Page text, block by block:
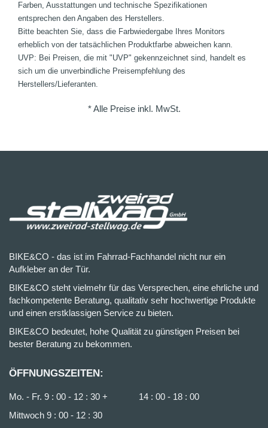
Farben, Ausstattungen und technische Spezifikationen
entsprechen den Angaben des Herstellers.
Bitte beachten Sie, dass die Farbwiedergabe Ihres Monitors
erheblich von der tatsächlichen Produktfarbe abweichen kann.
UVP: Bei Preisen, die mit "UVP" gekennzeichnet sind, handelt es
sich um die unverbindliche Preisempfehlung des
Herstellers/Lieferanten.
* Alle Preise inkl. MwSt.
BIKE&CO - das ist im Fahrrad-Fachhandel nicht nur ein
Aufkleber an der Tür.
BIKE&CO steht vielmehr für das Versprechen, eine ehrliche und
fachkompetente Beratung, qualitativ sehr hochwertige Produkte
und einen erstklassigen Service zu bieten.
BIKE&CO bedeutet, hohe Qualität zu günstigen Preisen bei
bester Beratung zu bekommen.
ÖFFNUNGSZEITEN:
Mo. - Fr. 9 : 00 - 12 : 30 + 14 : 00 - 18 : 00
Mittwoch 9 : 00 - 12 : 30